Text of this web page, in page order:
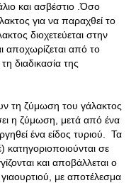
και ασβέστιο .Όσο
για να παραχθεί το
διοχετεύεται στην
αποχωρίζεται από το
διαδικασία της
τη ζύμωση του γάλακτος
η ζύμωση, μετά από ένα
ένα είδος τυριού. Τα
κατηγοριοποιούνται σε
και αποβάλλεται ο
με αποτέλεσμα